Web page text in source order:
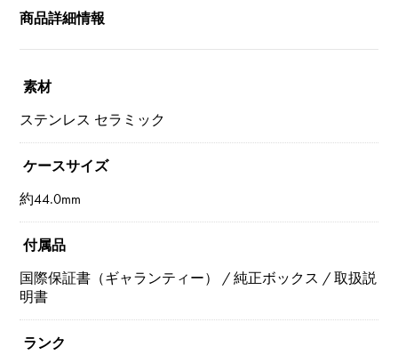
商品詳細情報
素材
ステンレス セラミック
ケースサイズ
約44.0mm
付属品
国際保証書（ギャランティー） / 純正ボックス / 取扱説
明書
ランク